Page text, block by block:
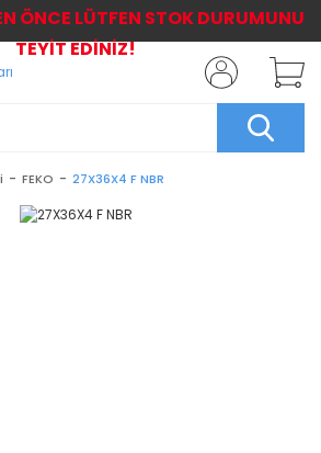
FEKO 27X36X4 F NBR
ÖNCE LÜTFEN STOK DURUMUNU
TEYİT EDİNİZ!